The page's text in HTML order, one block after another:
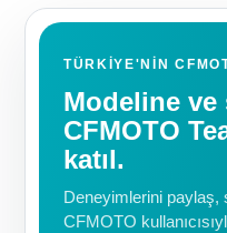
TÜRKIYE'NIN
Modeline
CFMOTO
katıl.
Deneyimlerini paylaş,
CFMOTO